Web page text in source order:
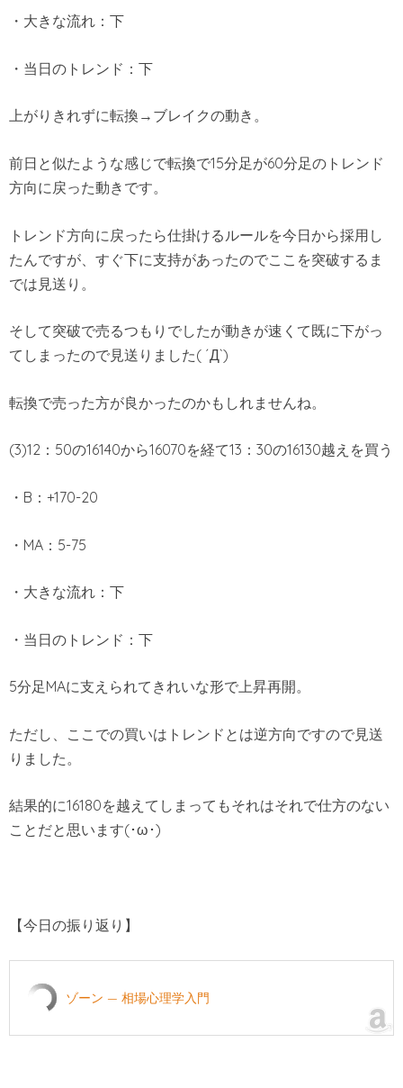
・大きな流れ：下
・当日のトレンド：下
上がりきれずに転換→ブレイクの動き。
前日と似たような感じで転換で15分足が60分足のトレンド
方向に戻った動きです。
トレンド方向に戻ったら仕掛けるルールを今日から採用し
たんですが、すぐ下に支持があったのでここを突破するま
では見送り。
そして突破で売るつもりでしたが動きが速くて既に下がっ
てしまったので見送りました( ´Д`)
転換で売った方が良かったのかもしれませんね。
(3)12：50の16140から16070を経て13：30の16130越えを買う
・B：+170-20
・MA：5-75
・大きな流れ：下
・当日のトレンド：下
5分足MAに支えられてきれいな形で上昇再開。
ただし、ここでの買いはトレンドとは逆方向ですので見送
りました。
結果的に16180を越えてしまってもそれはそれで仕方のない
ことだと思います(･ω･)
【今日の振り返り】
ゾーン — 相場心理学入門